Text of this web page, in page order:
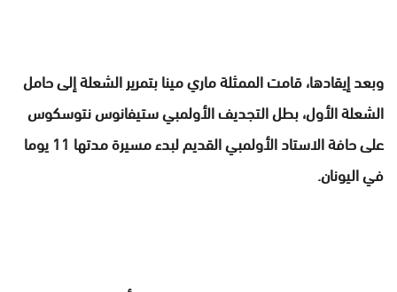
وبعد إيقادها، قامت الممثلة ماري مينا بتمرير الشعلة إلى حامل
الشعلة الأول، بطل التجديف الأولمبي ستيفانوس نتوسكوس
على حافة الاستاد الأولمبي القديم لبدء مسيرة مدتها 11 يوما
في اليونان.